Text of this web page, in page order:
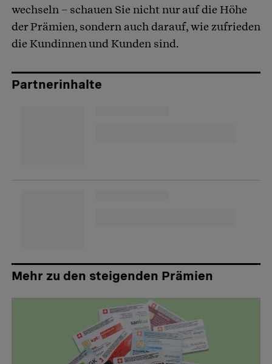
wechseln – schauen Sie nicht nur auf die Höhe
der Prämien, sondern auch darauf, wie zufrieden
die Kundinnen und Kunden sind.
Partnerinhalte
Mehr zu den steigenden Prämien